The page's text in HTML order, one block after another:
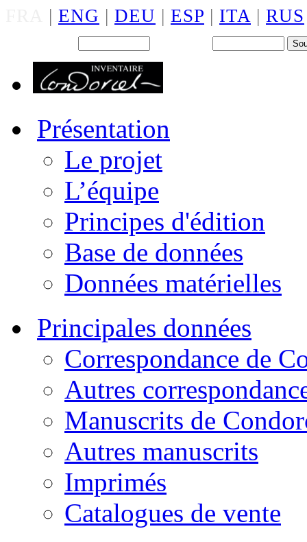
| ENG | DEU | ESP | ITA | RUS
Présentation
Le projet
L’équipe
Principes d'édition
Base de données
Données matérielles
Principales données
Correspondance de
Autres
Manuscrits de
Autres manuscrits
Imprimés
Catalogues de vente